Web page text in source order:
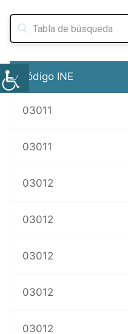
Código INE
03011
03011
03012
03012
03012
03012
03012